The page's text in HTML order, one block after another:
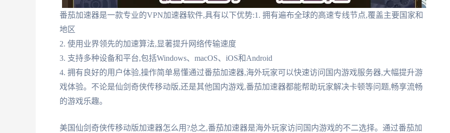
番茄加速器是一款专业的VPN加速器软件,具有以下优势:1. 拥有遍布全球的高速专线节点,覆盖主要国家和
地区
2. 使用业界领先的加速算法,显著提升网络传输速度
3. 支持多种设备和平台,包括Windows、macOS、iOS和Android
4. 拥有良好的用户体验,操作简单易懂通过番茄加速器,海外玩家可以快速访问国内游戏服务器,大幅提升游
戏体验。不论是仙剑奇侠传移动版,还是其他国内游戏,番茄加速器都能帮助玩家解决卡顿等问题,畅享流畅
的游戏乐趣。
美国仙剑奇侠传移动版加速器怎么用?总之,番茄加速器是海外玩家访问国内游戏的不二选择。通过番茄加